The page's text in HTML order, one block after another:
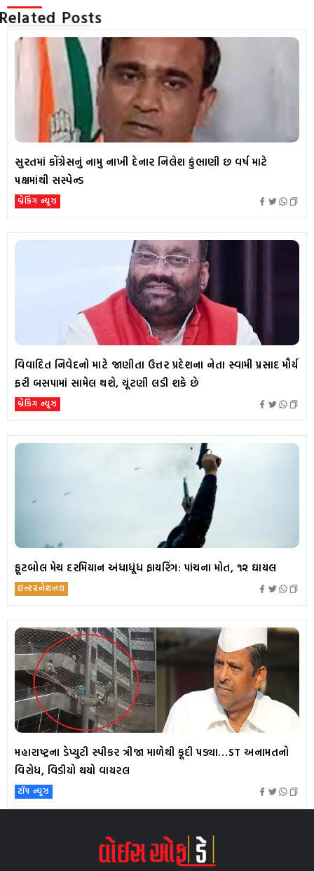
Related Posts
સુરતમાં કોંગ્રેસનું નામુ નાખી દેનાર નિલેશ કુંભાણી છ વર્ષ માટે
પક્ષમાંથી સસ્પેન્ડ
બ્રેકિંગ ન્યૂઝ
વિવાદિત નિવેદનો માટે જાણીતા ઉત્તર પ્રદેશના નેતા સ્વામી પ્રસાદ મૌર્ય
ફરી બસપામાં સામેલ થશે, ચૂંટણી લડી શકે છે
બ્રેકિંગ ન્યૂઝ
ફૂટબોલ મેચ દરમિયાન અંધાધૂંધ ફાયરિંગ: પાંચના મોત, ૧૨ ઘાયલ
ઇન્ટરનેશનલ
મહારાષ્ટ્રના ડેપ્યુટી સ્પીકર ત્રીજા માળેથી કૂદી પડ્યા…ST અનામતનો
વિરોધ, વિડીયો થયો વાયરલ
ટૉપ ન્યૂઝ